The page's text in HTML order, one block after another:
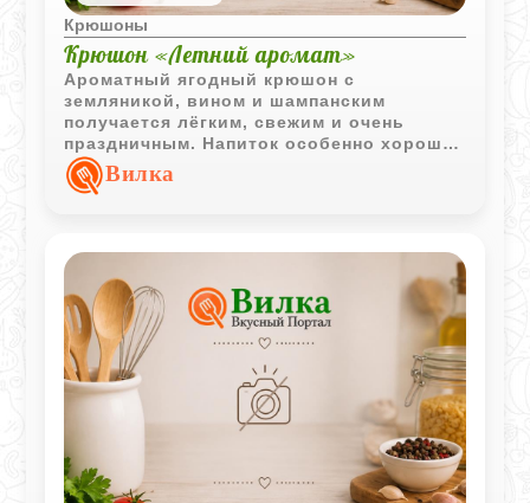
Крюшоны
Крюшон «Летний аромат»
Ароматный ягодный крюшон с
земляникой, вином и шампанским
получается лёгким, свежим и очень
праздничным. Напиток особенно хорошо
раскрывается в охлаждённом виде, когда
ягоды успевают отдать сок и
Вилка